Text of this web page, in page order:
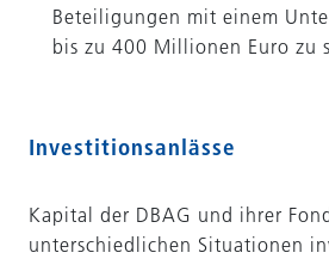
Beteiligungen mit einem
bis zu 400 Millionen Euro zu
Investitionsanlässe
Kapital der DBAG und ihrer
unterschiedlichen Situationen